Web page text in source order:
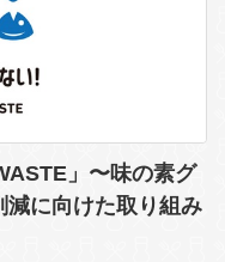
」〜味の素グ
に向けた取り組み